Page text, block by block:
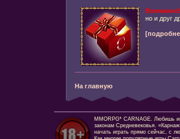
Внимание!
но и друг
На главную
MMORPG* CARNAGE. Любишь
законам Средневековья.
начать играть прямо сейчас, с